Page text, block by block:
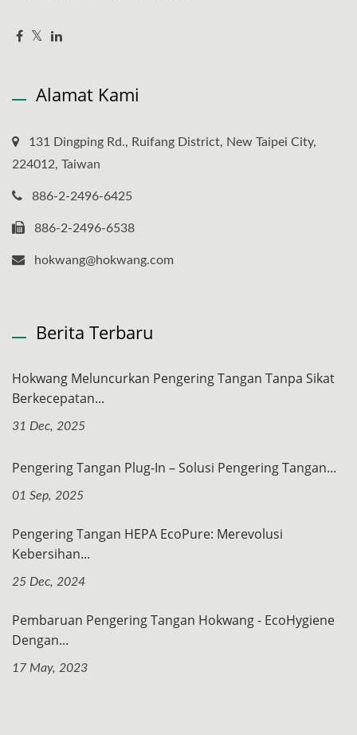
Alamat Kami
131 Dingping Rd., Ruifang District, New Taipei City,
224012, Taiwan
886-2-2496-6425
886-2-2496-6538
hokwang@hokwang.com
Berita Terbaru
Hokwang Meluncurkan Pengering Tangan Tanpa Sikat
Berkecepatan...
31 Dec, 2025
Pengering Tangan Plug-In – Solusi Pengering Tangan...
01 Sep, 2025
Pengering Tangan HEPA EcoPure: Merevolusi
Kebersihan...
25 Dec, 2024
Pembaruan Pengering Tangan Hokwang - EcoHygiene
Dengan...
17 May, 2023